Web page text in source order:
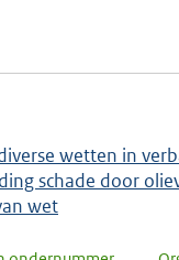
wetten in
schade door
wet